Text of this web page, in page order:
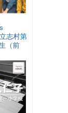
志村第
（前